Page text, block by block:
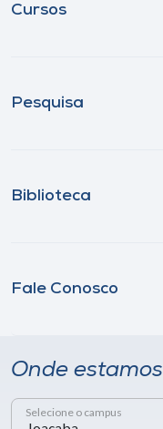
Cursos
Pesquisa
Biblioteca
Fale Conosco
Onde estamos
Selecione o campus